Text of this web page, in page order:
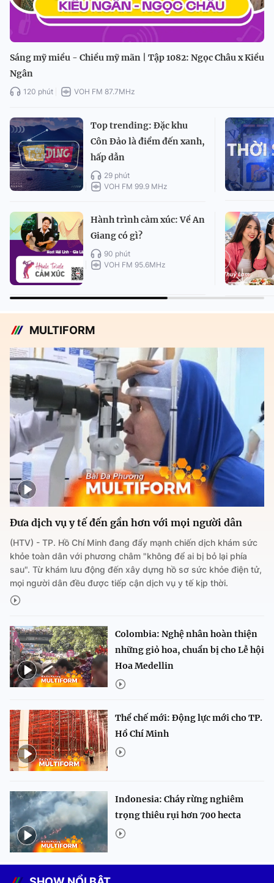
Sáng mỹ miều - Chiều mỹ mãn | Tập 1082: Ngọc Châu x Kiều
Ngân
120 phút VOH FM 87.7MHz
Top trending: Đặc khu
Côn Đảo là điểm đến xanh,
hấp dẫn
29 phút
VOH FM 99.9 MHz
Hành trình cảm xúc: Về An
Giang có gì?
90 phút
VOH FM 95.6MHz
MULTIFORM
Đưa dịch vụ y tế đến gần hơn với mọi người dân
(HTV) - TP. Hồ Chí Minh đang đẩy mạnh chiến dịch khám sức
khỏe toàn dân với phương châm "không để ai bị bỏ lại phía
sau". Từ khám lưu động đến xây dựng hồ sơ sức khỏe điện tử,
mọi người dân đều được tiếp cận dịch vụ y tế kịp thời.
Colombia: Nghệ nhân hoàn thiện
những giỏ hoa, chuẩn bị cho Lễ hội
Hoa Medellin
Thể chế mới: Động lực mới cho TP.
Hồ Chí Minh
Indonesia: Cháy rừng nghiêm
trọng thiêu rụi hơn 700 hecta